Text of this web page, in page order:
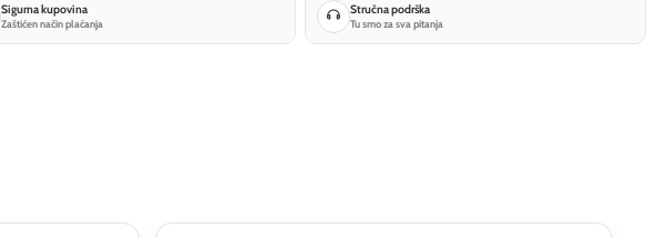
Sigurna kupovina
Zaštićen način plaćanja
Stručna podrška
Tu smo za sva pitanja